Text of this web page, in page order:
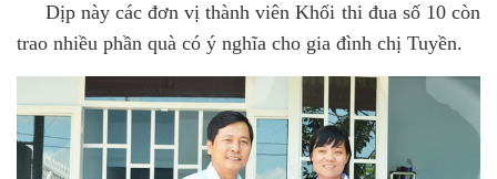
Dịp này các đơn vị thành viên Khối thi đua số 10 còn
trao nhiều phần quà có ý nghĩa cho gia đình chị Tuyền.